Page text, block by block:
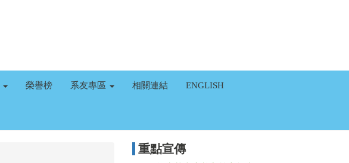
榮譽榜 系友專區 相關連結 ENGLISH
重點宣傳